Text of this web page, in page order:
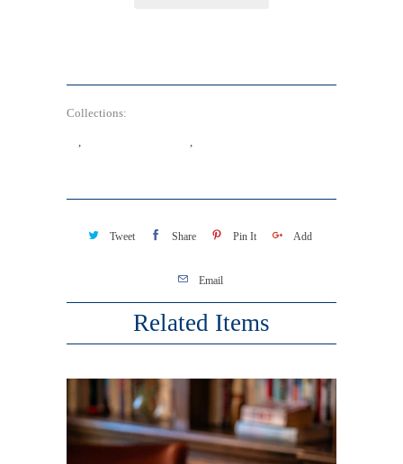
Collections:
Tweet Share Pin It Add
Email
Related Items